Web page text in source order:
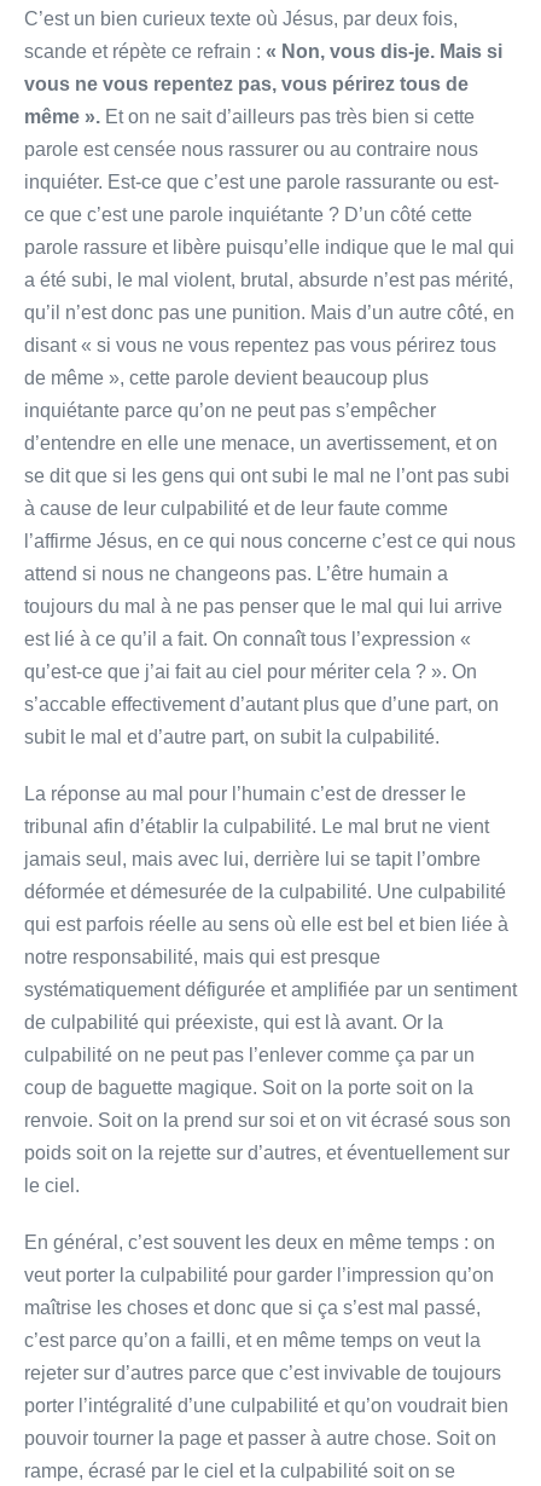
C’est un bien curieux texte où Jésus, par deux fois,
scande et répète ce refrain : « Non, vous dis-­je. Mais si
vous ne vous repentez pas, vous périrez tous de
même ». Et on ne sait d’ailleurs pas très bien si cette
parole est censée nous rassurer ou au contraire nous
inquiéter. Est­-ce que c’est une parole rassurante ou est­-
ce que c’est une parole inquiétante ? D’un côté cette
parole rassure et libère puisqu’elle indique que le mal qui
a été subi, le mal violent, brutal, absurde n’est pas mérité,
qu’il n’est donc pas une punition. Mais d’un autre côté, en
disant « si vous ne vous repentez pas vous périrez tous
de même », cette parole devient beaucoup plus
inquiétante parce qu’on ne peut pas s’empêcher
d’entendre en elle une menace, un avertissement, et on
se dit que si les gens qui ont subi le mal ne l’ont pas subi
à cause de leur culpabilité et de leur faute comme
l’affirme Jésus, en ce qui nous concerne c’est ce qui nous
attend si nous ne changeons pas. L’être humain a
toujours du mal à ne pas penser que le mal qui lui arrive
est lié à ce qu’il a fait. On connaît tous l’expression «
qu’est-­ce que j’ai fait au ciel pour mériter cela ? ». On
s’accable effectivement d’autant plus que d’une part, on
subit le mal et d’autre part, on subit la culpabilité.
La réponse au mal pour l’humain c’est de dresser le
tribunal afin d’établir la culpabilité. Le mal brut ne vient
jamais seul, mais avec lui, derrière lui se tapit l’ombre
déformée et démesurée de la culpabilité. Une culpabilité
qui est parfois réelle au sens où elle est bel et bien liée à
notre responsabilité, mais qui est presque
systématiquement défigurée et amplifiée par un sentiment
de culpabilité qui préexiste, qui est là avant. Or la
culpabilité on ne peut pas l’enlever comme ça par un
coup de baguette magique. Soit on la porte soit on la
renvoie. Soit on la prend sur soi et on vit écrasé sous son
poids soit on la rejette sur d’autres, et éventuellement sur
le ciel.
En général, c’est souvent les deux en même temps : on
veut porter la culpabilité pour garder l’impression qu’on
maîtrise les choses et donc que si ça s’est mal passé,
c’est parce qu’on a failli, et en même temps on veut la
rejeter sur d’autres parce que c’est invivable de toujours
porter l’intégralité d’une culpabilité et qu’on voudrait bien
pouvoir tourner la page et passer à autre chose. Soit on
rampe, écrasé par le ciel et la culpabilité soit on se